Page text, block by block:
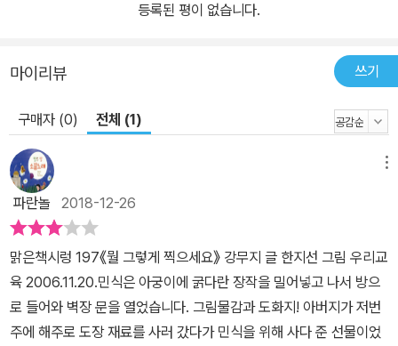
등록된 평이 없습니다.
마이리뷰 쓰기
구매자 (0) 전체 (1)
파란놀 2018-12-26
맑은책시렁 197《뭘 그렇게 찍으세요》 강무지 글 한지선 그림 우리교
육 2006.11.20.민식은 아궁이에 굵다란 장작을 밀어넣고 나서 방으
로 들어와 벽장 문을 열었습니다. 그림물감과 도화지! 아버지가 저번
주에 해주로 도장 재료를 사러 갔다가 민식을 위해 사다 준 선물이었